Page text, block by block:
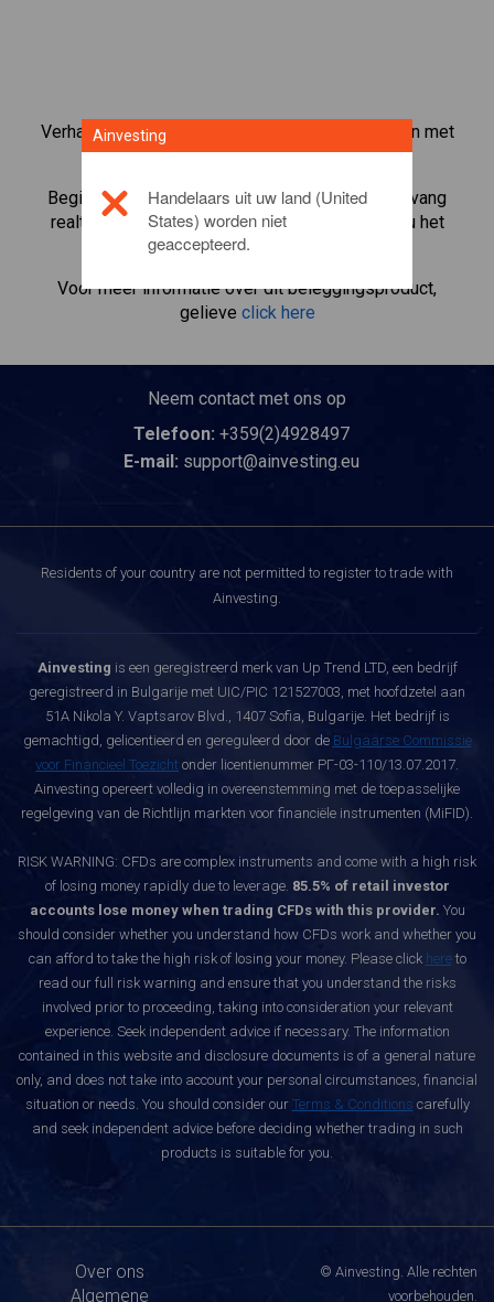
Verhandel meer dan 1000 internationale aandelen met
het CFD-handelsplatform van Ainvesting.
Begin met het handelen in CFD's inFerrari
. Ontvang
realtime koersen en ontvang dividenden alsof u het
aandeel zelf bezit.
Voor meer informatie over dit beleggingsproduct,
gelieve click here
Neem contact met ons op
Telefoon: +359(2)4928497
E-mail: support@ainvesting.eu
Residents of your country are not permitted to register to trade with
Ainvesting.
Ainvesting is een geregistreerd merk van Up Trend LTD, een bedrijf
geregistreerd in Bulgarije met UIC/PIC 121527003, met hoofdzetel aan
51A Nikola Y. Vaptsarov Blvd., 1407 Sofia, Bulgarije. Het bedrijf is
gemachtigd, gelicentieerd en gereguleerd door de Bulgaarse Commissie
voor Financieel Toezicht onder licentienummer РГ-03-110/13.07.2017.
Ainvesting opereert volledig in overeenstemming met de toepasselijke
regelgeving van de Richtlijn markten voor financiële instrumenten (MiFID).
RISK WARNING: CFDs are complex instruments and come with a high risk
of losing money rapidly due to leverage. 85.5% of retail investor
accounts lose money when trading CFDs with this provider. You
should consider whether you understand how CFDs work and whether you
can afford to take the high risk of losing your money. Please click hereto
read our full risk warning and ensure that you understand the risks
involved prior to proceeding, taking into consideration your relevant
experience. Seek independent advice if necessary. The information
contained in this website and disclosure documents is of a general nature
only, and does not take into account your personal circumstances, financial
situation or needs. You should consider our Terms & Conditions carefully
and seek independent advice before deciding whether trading in such
products is suitable for you.
Over ons
Algemene
© Ainvesting. Alle rechten
voorbehouden.
Ainvesting
Handelaars uit uw land (United
States) worden niet
geaccepteerd.